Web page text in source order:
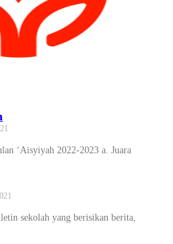
‘Aisyiyah 2022-2023 a. Juara
sekolah yang berisikan berita,